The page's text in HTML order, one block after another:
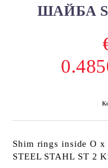
ШАЙБА
Shim rings inside O
STEEL STAHL ST 2